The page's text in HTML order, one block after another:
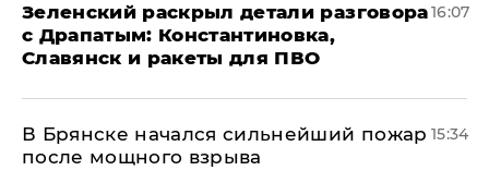
​Зеленский раскрыл детали разговора
с Драпатым: Константиновка,
Славянск и ракеты для ПВО
16:07
В Брянске начался сильнейший пожар
после мощного взрыва
15:34